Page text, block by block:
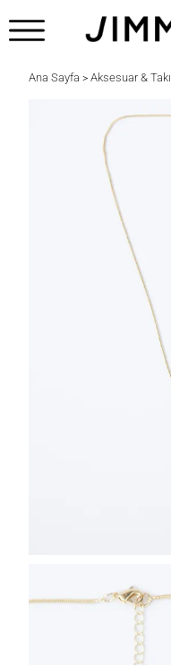
Ana Sayfa > Aksesuar & Takı